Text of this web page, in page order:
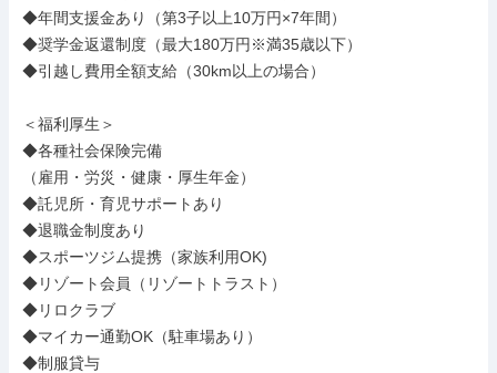
◆年間支援金あり（第3子以上10万円×7年間）
◆奨学金返還制度（最大180万円※満35歳以下）
◆引越し費用全額支給（30km以上の場合）
＜福利厚生＞
◆各種社会保険完備
（雇用・労災・健康・厚生年金）
◆託児所・育児サポートあり
◆退職金制度あり
◆スポーツジム提携（家族利用OK)
◆リゾート会員（リゾートトラスト）
◆リロクラブ
◆マイカー通勤OK（駐車場あり）
◆制服貸与